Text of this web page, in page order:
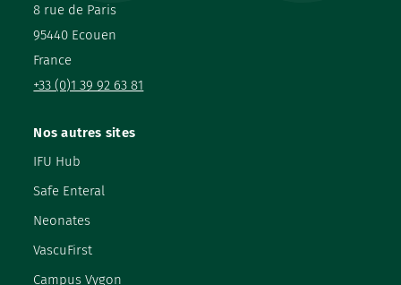
8 rue de Paris
95440 Ecouen
France
+33 (0)1 39 92 63 81
Nos autres sites
IFU Hub
Safe Enteral
Neonates
VascuFirst
Campus Vygon